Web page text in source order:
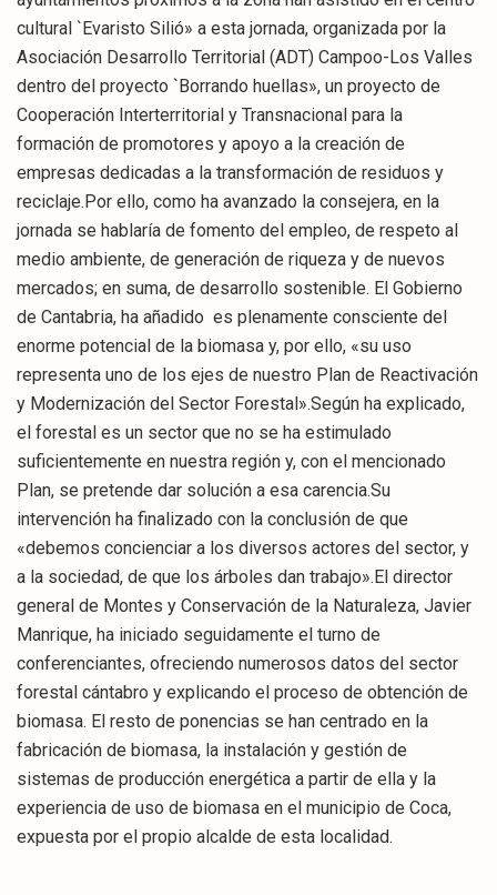
cultural `Evaristo Silió» a esta jornada, organizada por la
Asociación Desarrollo Territorial (ADT) Campoo-Los Valles
dentro del proyecto `Borrando huellas», un proyecto de
Cooperación Interterritorial y Transnacional para la
formación de promotores y apoyo a la creación de
empresas dedicadas a la transformación de residuos y
reciclaje.Por ello, como ha avanzado la consejera, en la
jornada se hablaría de fomento del empleo, de respeto al
medio ambiente, de generación de riqueza y de nuevos
mercados; en suma, de desarrollo sostenible. El Gobierno
de Cantabria, ha añadido es plenamente consciente del
enorme potencial de la biomasa y, por ello, «su uso
representa uno de los ejes de nuestro Plan de Reactivación
y Modernización del Sector Forestal».Según ha explicado,
el forestal es un sector que no se ha estimulado
suficientemente en nuestra región y, con el mencionado
Plan, se pretende dar solución a esa carencia.Su
intervención ha finalizado con la conclusión de que
«debemos concienciar a los diversos actores del sector, y
a la sociedad, de que los árboles dan trabajo».El director
general de Montes y Conservación de la Naturaleza, Javier
Manrique, ha iniciado seguidamente el turno de
conferenciantes, ofreciendo numerosos datos del sector
forestal cántabro y explicando el proceso de obtención de
biomasa. El resto de ponencias se han centrado en la
fabricación de biomasa, la instalación y gestión de
sistemas de producción energética a partir de ella y la
experiencia de uso de biomasa en el municipio de Coca,
expuesta por el propio alcalde de esta localidad.